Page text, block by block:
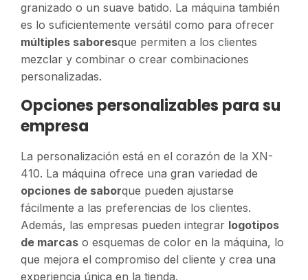
granizado o un suave batido. La máquina también
es lo suficientemente versátil como para ofrecer
múltiples saboresque permiten a los clientes
mezclar y combinar o crear combinaciones
personalizadas.
Opciones personalizables para su
empresa
La personalización está en el corazón de la XN-
410. La máquina ofrece una gran variedad de
opciones de saborque pueden ajustarse
fácilmente a las preferencias de los clientes.
Además, las empresas pueden integrar logotipos
de marcas o esquemas de color en la máquina, lo
que mejora el compromiso del cliente y crea una
experiencia única en la tienda.